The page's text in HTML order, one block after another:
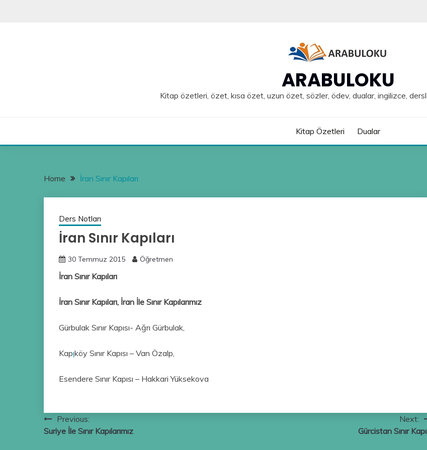
ARABULOKU
Kitap özetleri, özet, kısa özet, uzun özet, sözler, ödev, dualar, ingilizce,
Kitap Özetleri Dualar
Home İran Sınır Kapıları
Ders Notları
İran Sınır Kapıları
30 Temmuz 2015 Öğretmen
İran Sınır Kapıları
İran Sınır Kapıları, İran İle Sınır Kapılarımız
Gürbulak Sınır Kapısı- Ağrı Gürbulak,
Kapıköy Sınır Kapısı – Van Özalp,
Esendere Sınır Kapısı – Hakkari Yüksekova
Yazı
gezinmesi
Previous:
Suriye İle Sınır Kapılarımız
Next:
Gürcistan Sınır